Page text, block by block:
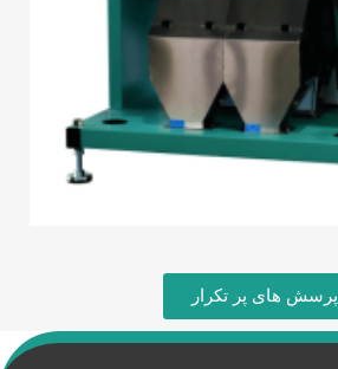
پرسش های پر تکرار